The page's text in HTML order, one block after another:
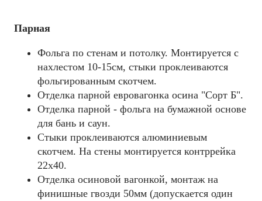
Парная
Фольга по стенам и потолку. Монтируется с
нахлестом 10-15см, стыки проклеиваются
фольгированным скотчем.
Отделка парной евровагонка осина "Сорт Б".
Отделка парной - фольга на бумажной основе
для бань и саун.
Стыки проклеиваются алюминиевым
скотчем. На стены монтируется контррейка
22х40.
Отделка осиновой вагонкой, монтаж на
финишные гвозди 50мм (допускается один